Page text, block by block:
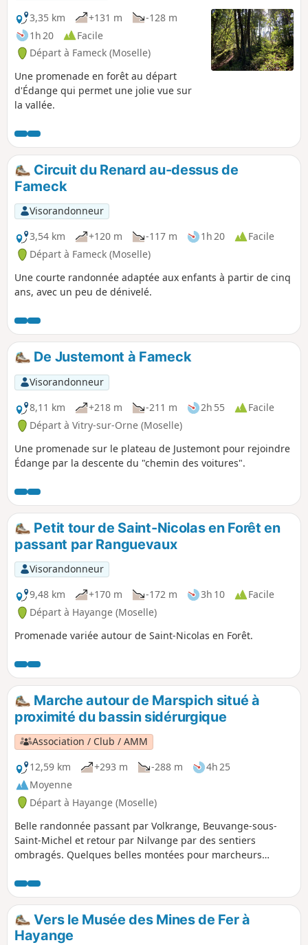
3,35 km
+131 m
-128 m
1h 20
Facile
Départ à Fameck (Moselle)
Une promenade en forêt au départ
d'Édange qui permet une jolie vue sur
la vallée.
Circuit du Renard au-dessus de
Fameck
Visorandonneur
3,54 km
+120 m -117 m 1h 20
Facile
Départ à Fameck (Moselle)
Une courte randonnée adaptée aux enfants à partir de cinq
ans, avec un peu de dénivelé.
De Justemont à Fameck
Visorandonneur
8,11 km
+218 m -211 m 2h 55
Facile
Départ à Vitry-sur-Orne (Moselle)
Une promenade sur le plateau de Justemont pour rejoindre
Édange par la descente du "chemin des voitures".
Petit tour de Saint-Nicolas en Forêt en
passant par Ranguevaux
Visorandonneur
9,48 km
+170 m -172 m 3h 10
Facile
Départ à Hayange (Moselle)
Promenade variée autour de Saint-Nicolas en Forêt.
Marche autour de Marspich situé à
proximité du bassin sidérurgique
Association / Club / AMM
12,59 km
+293 m -288 m
4h 25
Moyenne
Départ à Hayange (Moselle)
Belle randonnée passant par Volkrange, Beuvange-sous-
Saint-Michel et retour par Nilvange par des sentiers
ombragés. Quelques belles montées pour marcheurs
Vers le Musée des Mines de Fer à
Hayange